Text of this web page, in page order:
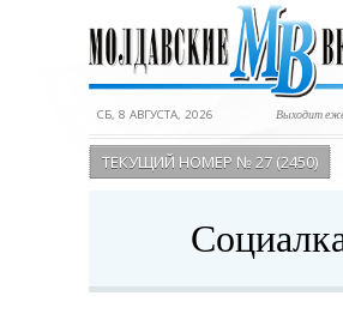
СБ, 8 АВГУСТА, 2026 Выходит
ТЕКУЩИЙ НОМЕР № 27 (2450)